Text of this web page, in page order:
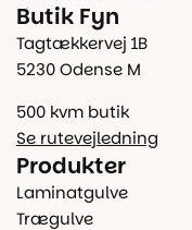
Butik Fyn
Tagtækkervej 1B
5230 Odense M
500 kvm butik
Se rutevejledning
Produkter
Laminatgulve
Trægulve